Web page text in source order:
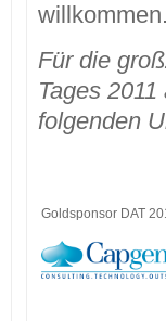
willkommen.
Für die
Tages
folgenden
Goldsponsor DAT